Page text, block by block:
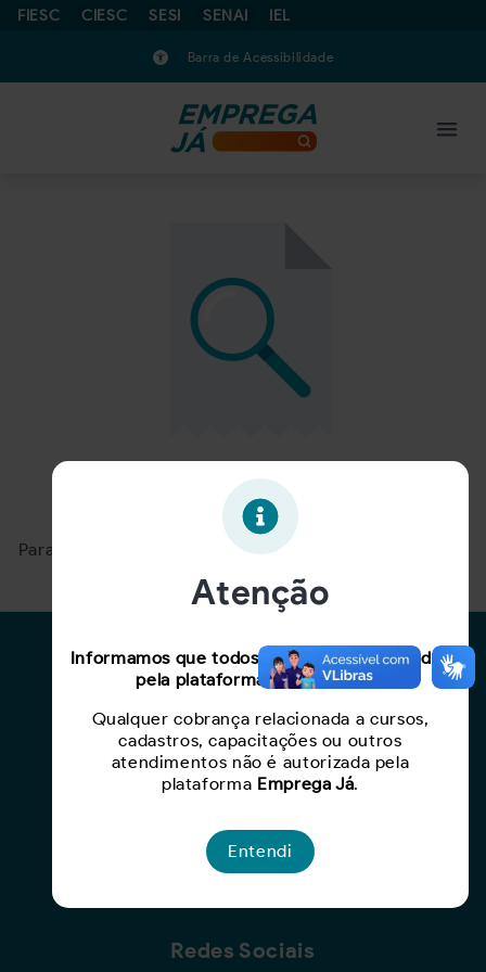
FIESC CIESC SESI SENAI IEL
Barra de Acessibilidade
Oportunidade expirada!
Para ver mais, acesse a páginaBuscar Oportunidades.
Para Candidatos
Cadastro de Currículo
Capacite-se
Criar Oportunidade
Redes Sociais
Atenção
Informamos que todos os serviços oferecidos
pela plataforma são gratuitos.
Qualquer cobrança relacionada a cursos,
cadastros, capacitações ou outros
atendimentos não é autorizada pela
plataforma Emprega Já.
Entendi